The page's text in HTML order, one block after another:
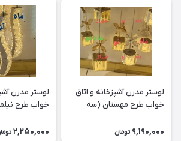
لوستر مدرن آشپزخانه و اتاق
خواب طرح مهستان (سه
9,190,000 تومان
لوستر مدرن
خواب طرح
2,250,000